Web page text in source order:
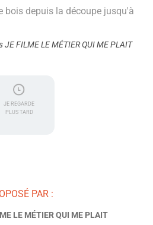
bois depuis la découpe jusqu'à
FILME LE MÉTIER QUI ME PLAIT
JE REGARDE
PLUS TARD
PAR :
LE MÉTIER QUI ME PLAIT